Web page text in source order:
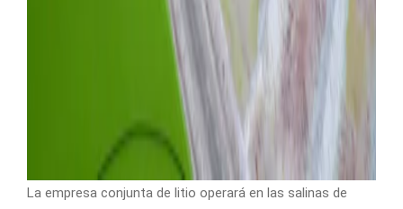
La empresa conjunta de litio operará en las salinas de